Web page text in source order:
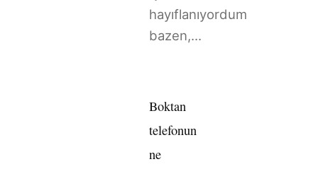
hayıflanıyordum
bazen,...
Boktan
telefonun
ne